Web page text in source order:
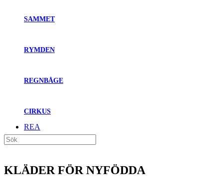
SAMMET
RYMDEN
REGNBÅGE
CIRKUS
REA
KLÄDER FÖR NYFÖDDA